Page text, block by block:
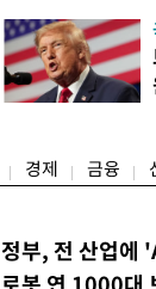
래소는 이날 오전
밝혔다. 발동 당시
급락한 987.24
을 기초자산으로
경제 금융
정부, 전 산업